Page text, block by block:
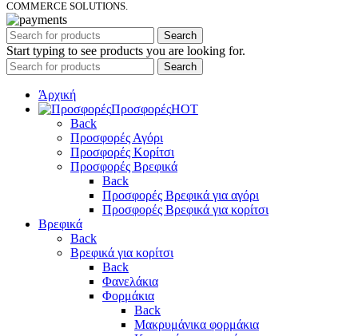
COMMERCE SOLUTIONS.
Search
Start typing to see products you are looking for.
Search
Άρχική
ΠροσφορέςHOT
Back
Προσφορές Αγόρι
Προσφορές Κορίτσι
Προσφορές Βρεφικά
Back
Προσφορές Βρεφικά για αγόρι
Προσφορές Βρεφικά για κορίτσι
Βρεφικά
Back
Βρεφικά για κορίτσι
Back
Φανελάκια
Φορμάκια
Back
Μακρυμάνικα φορμάκια